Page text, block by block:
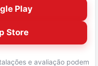
Play
Store
e avaliação podem